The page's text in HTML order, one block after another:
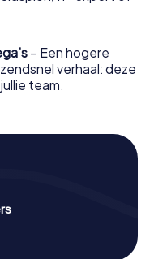
– Een hogere
verhaal: deze
team.